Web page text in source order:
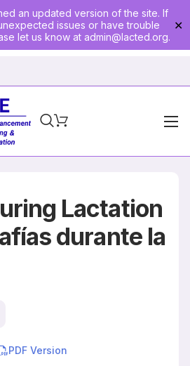
an updated version of the site. If
issues or have trouble
let us know at admin@lacted.org.
✕
Lactation
durante la
PDF Version